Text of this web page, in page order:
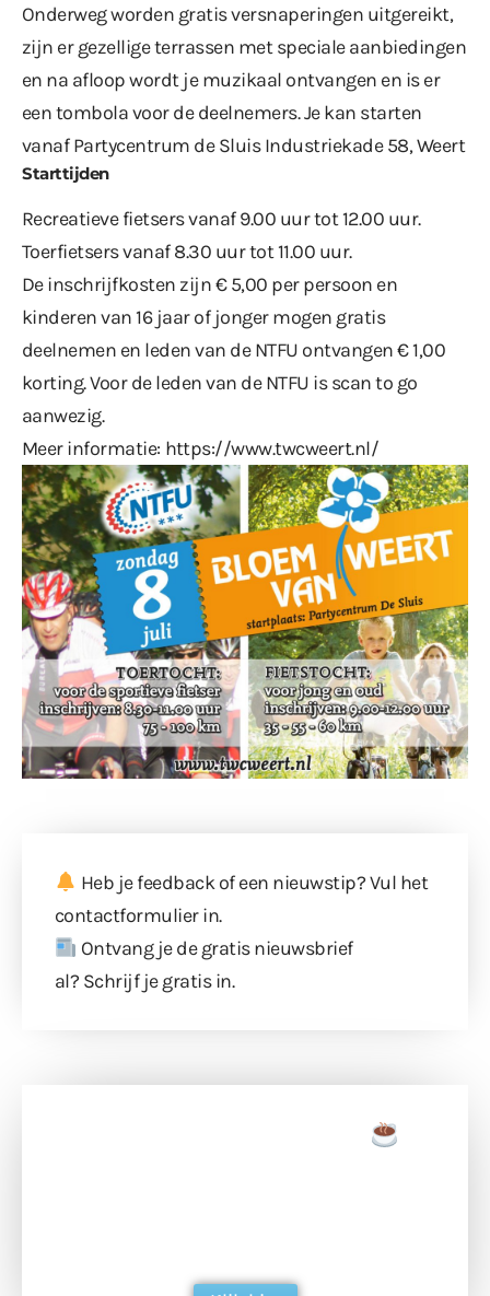
Onderweg worden gratis versnaperingen uitgereikt,
zijn er gezellige terrassen met speciale aanbiedingen
en na afloop wordt je muzikaal ontvangen en is er
een tombola voor de deelnemers. Je kan starten
vanaf Partycentrum de Sluis Industriekade 58, Weert
Starttijden
Recreatieve fietsers vanaf 9.00 uur tot 12.00 uur.
Toerfietsers vanaf 8.30 uur tot 11.00 uur.
De inschrijfkosten zijn € 5,00 per persoon en
kinderen van 16 jaar of jonger mogen gratis
deelnemen en leden van de NTFU ontvangen € 1,00
korting. Voor de leden van de NTFU is scan to go
aanwezig.
Meer informatie: https://www.twcweert.nl/
Heb je feedback of een nieuwstip? Vul het
contactformulierin.
Ontvang je de gratis nieuwsbrief
al? Schrijf je gratis in.